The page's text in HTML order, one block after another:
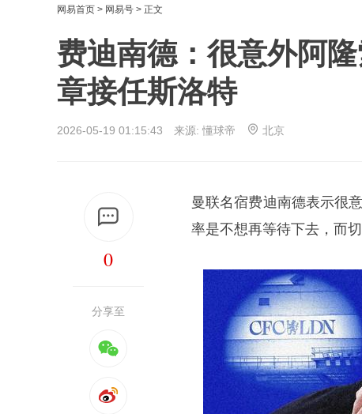
网易首页 > 网易号 > 正文
费迪南德：很意外阿
章接任斯洛特
2026-05-19 01:15:43 来源: 懂球帝 北京
0
分享至
曼联名宿费迪南德表示很
率是不想再等待下去，而